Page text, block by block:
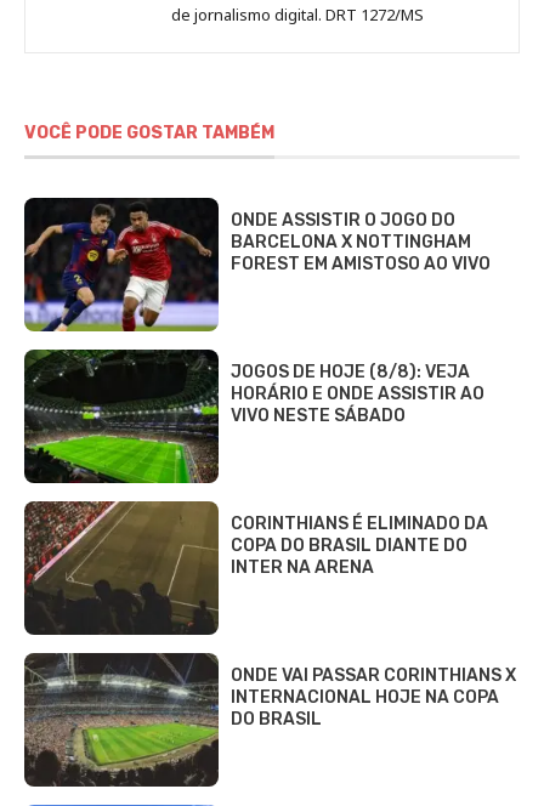
de jornalismo digital. DRT 1272/MS
VOCÊ PODE GOSTAR TAMBÉM
ONDE ASSISTIR O JOGO DO
BARCELONA X NOTTINGHAM
FOREST EM AMISTOSO AO VIVO
JOGOS DE HOJE (8/8): VEJA
HORÁRIO E ONDE ASSISTIR AO
VIVO NESTE SÁBADO
CORINTHIANS É ELIMINADO DA
COPA DO BRASIL DIANTE DO
INTER NA ARENA
ONDE VAI PASSAR CORINTHIANS X
INTERNACIONAL HOJE NA COPA
DO BRASIL